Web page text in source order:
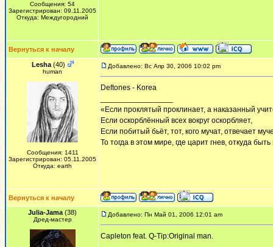
Сообщения: 54
Зарегистрирован: 09.11.2005
Откуда: Междугородний
Вернуться к началу
Lesha(40)
human
Сообщения: 1411
Зарегистрирован: 05.11.2005
Откуда: earth
Добавлено: Вс Апр 30, 2006 10:02 pm
Deftones - Korea
«Если проклятый проклинает, а наказанный
Если оскорблённый всех вокруг оскорбляет,
Если побитый бьёт, тот, кого мучат, отвечает
То тогда в этом мире, где царит гнев, откуда
Вернуться к началу
Julia-Jama (38)
Дред-мастер
Добавлено: Пн Май 01, 2006 12:01 am
Capleton feat. Q-Tip:Original man.